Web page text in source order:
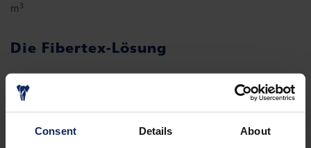
Consent Details About
m 3
Die Fibertex-Lösung
Zur Stabilisierung des weichen Unterbodens wurden